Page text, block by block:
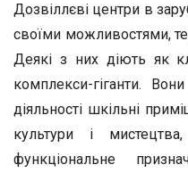
Дозвіллєві центри в
своїми можливостями,
Деякі з них діють як
комплекси-гіганти.
діяльності шкільні
культури і
функціональне